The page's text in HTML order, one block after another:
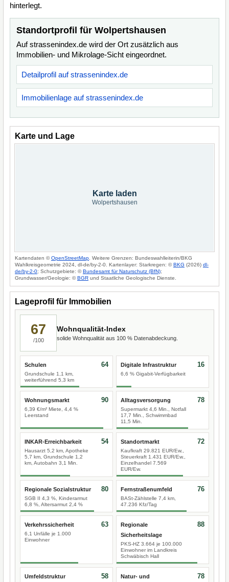
hinterlegt.
Standortprofil für Wolpertshausen
Auf strassenindex.de wird der Ort zusätzlich aus
Immobilien- und Mikrolage-Sicht eingeordnet.
Detailprofil auf strassenindex.de
Immobilienlage auf strassenindex.de
Karte und Lage
Karte laden
Wolpertshausen
Kartendaten ©OpenStreetMap . Weitere Grenzen: Bundeswahlleiterin/BKG
Wahlkreisgeometrie 2024, dl-de/by-2-0. Kartenlayer: Starkregen: ©BKG (2026) dl-
de/by-2-0; Schutzgebiete: ©Bundesamt für Naturschutz (BfN);
Grundwasser/Geologie: ©BGR und Staatliche Geologische Dienste.
Lageprofil für Immobilien
67
/100
Wohnqualität-Index
solide Wohnqualität aus 100 % Datenabdeckung.
Schulen
Grundschule 1,1 km,
weiterführend 5,3 km
64 Digitale Infrastruktur
6,6 % Gigabit-Verfügbarkeit
16
Wohnungsmarkt
6,39 €/m² Miete, 4,4 %
Leerstand
90 Alltagsversorgung
Supermarkt 4,6 Min., Notfall
17,7 Min., Schwimmbad
11,5 Min.
78
INKAR-Erreichbarkeit
Hausarzt 5,2 km, Apotheke
5,7 km, Grundschule 1,2
km, Autobahn 3,1 Min.
54 Standortmarkt
Kaufkraft 29.821 EUR/Ew.,
Steuerkraft 1.431 EUR/Ew.,
Einzelhandel 7.569
EUR/Ew.
72
Regionale Sozialstruktur
SGB II 4,3 %, Kinderarmut
6,8 %, Altersarmut 2,4 %
80 Fernstraßenumfeld
BASt-Zählstelle 7,4 km,
47.236 Kfz/Tag
76
Verkehrssicherheit
6,1 Unfälle je 1.000
Einwohner
63
Regionale
Sicherheitslage
PKS-HZ 3.664 je 100.000
Einwohner im Landkreis
Schwäbisch Hall
88
Umfeldstruktur 58
Natur- und
78